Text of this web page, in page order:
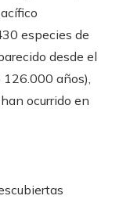
especies de
desde el
años),
ocurrido en